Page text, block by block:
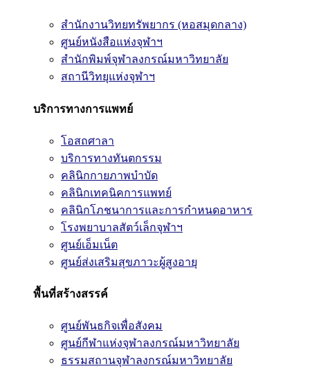
สำนักงานวิทยทรัพยากร (หอสมุดกลาง)
ศูนย์หนังสือแห่งจุฬาฯ
สำนักพิมพ์จุฬาลงกรณ์มหาวิทยาลัย
สถานีวิทยุแห่งจุฬาฯ
บริการทางการแพทย์
โอสถศาลา
บริการทางทันตกรรม
คลินิกกายภาพบำบัด
คลินิกเทคนิคการแพทย์
คลินิกโภชนาการและการกำหนดอาหาร
โรงพยาบาลสัตว์เล็กจุฬาฯ
ศูนย์เอ็มเน็ต
ศูนย์ส่งเสริมสุขภาวะผู้สูงอายุ
พื้นที่สร้างสรรค์
ศูนย์พันธกิจเพื่อสังคม
ศูนย์กีฬาแห่งจุฬาลงกรณ์มหาวิทยาลัย
ธรรมสถานจุฬาลงกรณ์มหาวิทยาลัย